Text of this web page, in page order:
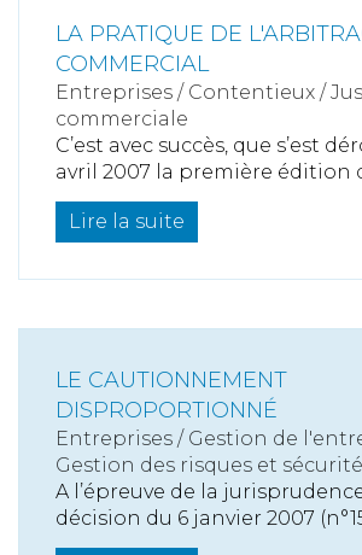
LA PRATIQUE DE
COMMERCIAL
Entreprises / Contentieux /
commerciale
C’est avec succès, que s’est
avril 2007 la première édition
Lire la suite
LE CAUTIONNEMENT
DISPROPORTIONNÉ
Entreprises / Gestion de
Gestion des risques et sécurité
A l’épreuve de la
décision du 6 janvier 2007